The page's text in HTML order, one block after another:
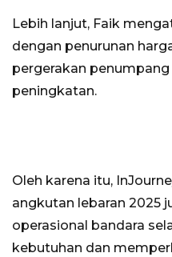
Lebih lanjut, Faik
dengan penurunan
pergerakan
peningkatan.
Oleh karena itu,
angkutan lebaran 2025
operasional bandara
kebutuhan dan